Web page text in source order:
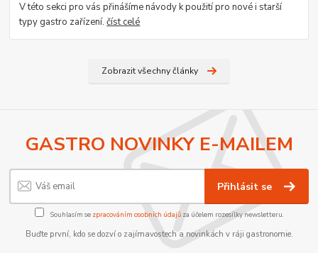
V této sekci pro vás přinášíme návody k použití pro nové i starší
typy gastro zařízení.číst celé
Zobrazit všechny články
GASTRO NOVINKY E-MAILEM
Přihlásit se
Souhlasím se zpracováním osobních údajůza účelem rozesílky newsletteru.
Buďte první, kdo se dozví o zajímavostech a novinkách v ráji gastronomie.